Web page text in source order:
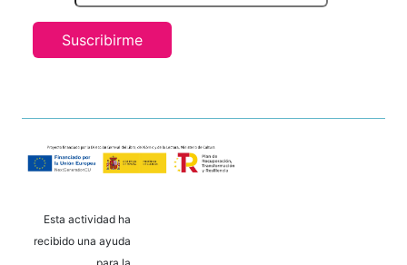
Suscribirme
Esta actividad ha
recibido una ayuda